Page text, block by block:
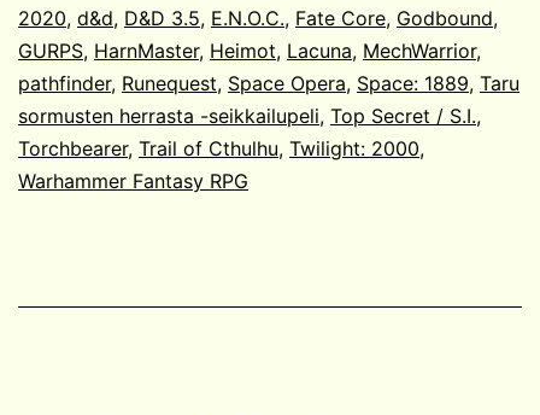
2020, d&d, D&D 3.5, E.N.O.C., Fate Core, Godbound,
GURPS, HarnMaster, Heimot, Lacuna, MechWarrior,
pathfinder, Runequest, Space Opera, Space: 1889, Taru
sormusten herrasta -seikkailupeli, Top Secret / S.I.,
Torchbearer, Trail of Cthulhu, Twilight: 2000,
Warhammer Fantasy RPG